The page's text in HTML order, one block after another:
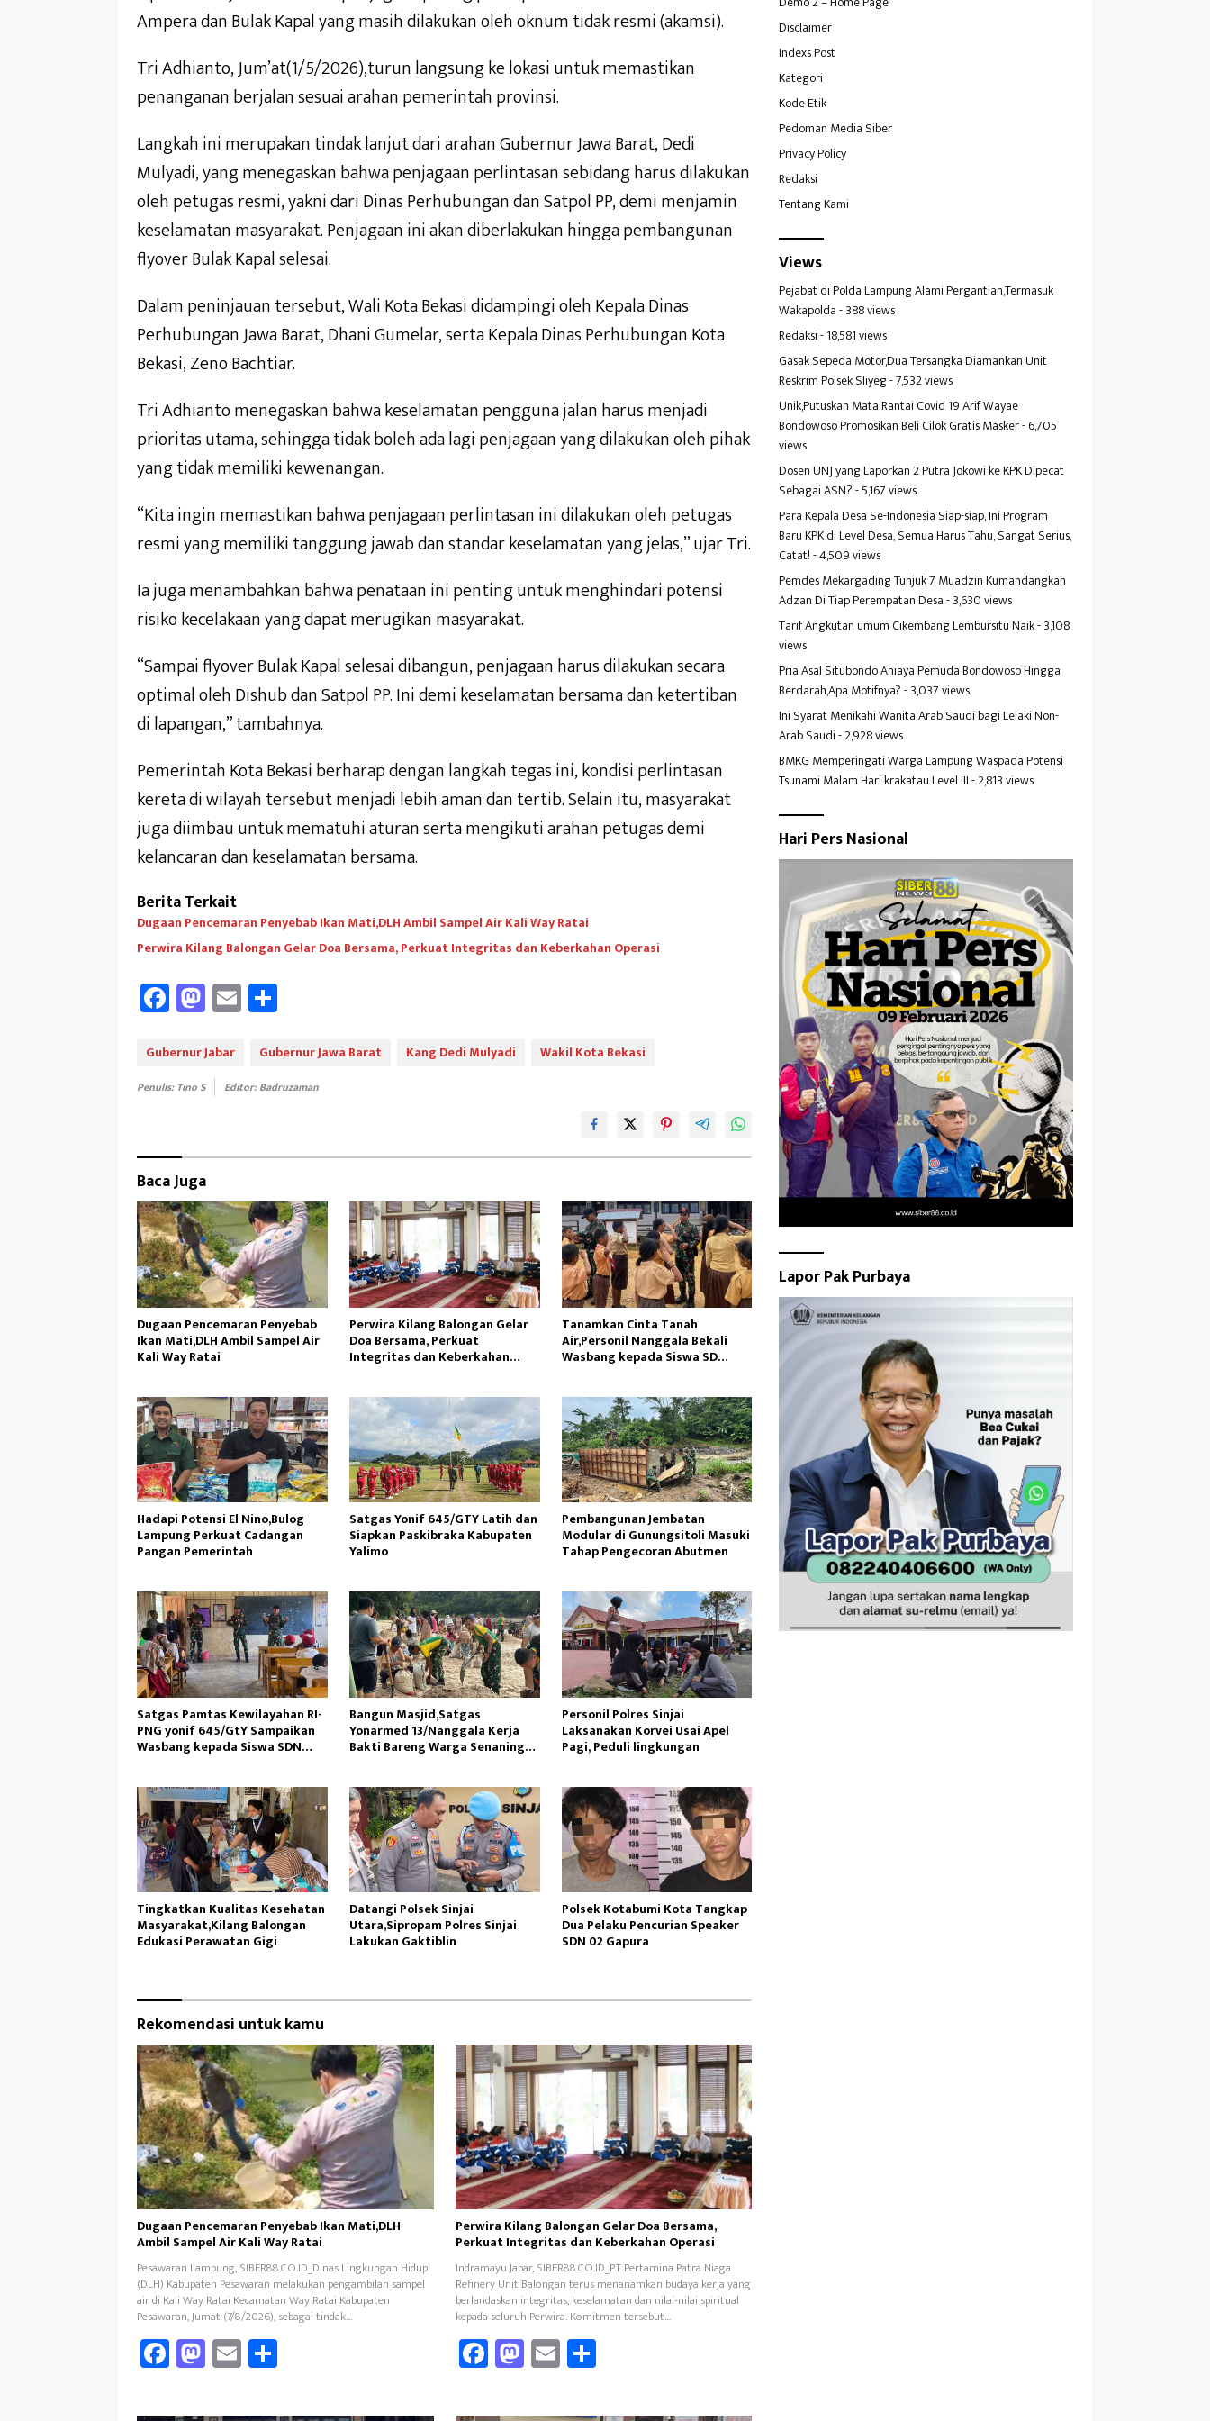
Ampera dan Bulak Kapal yang masih dilakukan oleh oknum tidak resmi (akamsi).
Tri Adhianto, Jum’at(1/5/2026),turun langsung ke lokasi untuk memastikan
penanganan berjalan sesuai arahan pemerintah provinsi.
Langkah ini merupakan tindak lanjut dari arahan Gubernur Jawa Barat, Dedi
Mulyadi, yang menegaskan bahwa penjagaan perlintasan sebidang harus dilakukan
oleh petugas resmi, yakni dari Dinas Perhubungan dan Satpol PP, demi menjamin
keselamatan masyarakat. Penjagaan ini akan diberlakukan hingga pembangunan
flyover Bulak Kapal selesai.
Dalam peninjauan tersebut, Wali Kota Bekasi didampingi oleh Kepala Dinas
Perhubungan Jawa Barat, Dhani Gumelar, serta Kepala Dinas Perhubungan Kota
Bekasi, Zeno Bachtiar.
Tri Adhianto menegaskan bahwa keselamatan pengguna jalan harus menjadi
prioritas utama, sehingga tidak boleh ada lagi penjagaan yang dilakukan oleh pihak
yang tidak memiliki kewenangan.
“Kita ingin memastikan bahwa penjagaan perlintasan ini dilakukan oleh petugas
resmi yang memiliki tanggung jawab dan standar keselamatan yang jelas,” ujar Tri.
Ia juga menambahkan bahwa penataan ini penting untuk menghindari potensi
risiko kecelakaan yang dapat merugikan masyarakat.
“Sampai flyover Bulak Kapal selesai dibangun, penjagaan harus dilakukan secara
optimal oleh Dishub dan Satpol PP. Ini demi keselamatan bersama dan ketertiban
di lapangan,” tambahnya.
Pemerintah Kota Bekasi berharap dengan langkah tegas ini, kondisi perlintasan
kereta di wilayah tersebut menjadi lebih aman dan tertib. Selain itu, masyarakat
juga diimbau untuk mematuhi aturan serta mengikuti arahan petugas demi
kelancaran dan keselamatan bersama.
Berita Terkait
Dugaan Pencemaran Penyebab Ikan Mati,DLH Ambil Sampel Air Kali Way Ratai
Perwira Kilang Balongan Gelar Doa Bersama, Perkuat Integritas dan Keberkahan Operasi
Fa
ce
b
oo
M
as
to
d
E
m
ail e
Gubernur Jabar Gubernur Jawa Barat Kang Dedi Mulyadi Wakil Kota Bekasi
Penulis: Tino S Editor: Badruzaman
Baca Juga
Dugaan Pencemaran Penyebab
Ikan Mati,DLH Ambil Sampel Air
Kali Way Ratai
Perwira Kilang Balongan Gelar
Doa Bersama, Perkuat
Integritas dan Keberkahan
Tanamkan Cinta Tanah
Air,Personil Nanggala Bekali
Wasbang kepada Siswa SD
Hadapi Potensi El Nino,Bulog
Lampung Perkuat Cadangan
Pangan Pemerintah
Satgas Yonif 645/GTY Latih dan
Siapkan Paskibraka Kabupaten
Yalimo
Pembangunan Jembatan
Modular di Gunungsitoli Masuki
Tahap Pengecoran Abutmen
Satgas Pamtas Kewilayahan RI-
PNG yonif 645/GtY Sampaikan
Wasbang kepada Siswa SDN
Bangun Masjid,Satgas
Yonarmed 13/Nanggala Kerja
Bakti Bareng Warga Senaning
Personil Polres Sinjai
Laksanakan Korvei Usai Apel
Pagi, Peduli lingkungan
Tingkatkan Kualitas Kesehatan
Masyarakat,Kilang Balongan
Edukasi Perawatan Gigi
Datangi Polsek Sinjai
Utara,Sipropam Polres Sinjai
Lakukan Gaktiblin
Polsek Kotabumi Kota Tangkap
Dua Pelaku Pencurian Speaker
SDN 02 Gapura
Rekomendasi untuk kamu
Dugaan Pencemaran Penyebab Ikan Mati,DLH
Ambil Sampel Air Kali Way Ratai
Pesawaran Lampung, SIBER88.CO.ID_Dinas Lingkungan Hidup
(DLH) Kabupaten Pesawaran melakukan pengambilan sampel
air di Kali Way Ratai Kecamatan Way Ratai Kabupaten
Pesawaran, Jumat (7/8/2026), sebagai tindak…
Fa
ce
b
M
as
to
E
m
ail e
Perwira Kilang Balongan Gelar Doa Bersama,
Perkuat Integritas dan Keberkahan Operasi
Indramayu Jabar, SIBER88.CO.ID_PT Pertamina Patra Niaga
Refinery Unit Balongan terus menanamkan budaya kerja yang
berlandaskan integritas, keselamatan dan nilai-nilai spiritual
kepada seluruh Perwira. Komitmen tersebut…
Fa
ce
b
M
as
to
E
m
ail
Sh
ar
e
Disclaimer
Indexs Post
Kategori
Kode Etik
Pedoman Media Siber
Privacy Policy
Redaksi
Tentang Kami
Views
Pejabat di Polda Lampung Alami Pergantian,Termasuk
Wakapolda- 388 views
Redaksi- 18,581 views
Gasak Sepeda Motor,Dua Tersangka Diamankan Unit
Reskrim Polsek Sliyeg- 7,532 views
Unik,Putuskan Mata Rantai Covid 19 Arif Wayae
Bondowoso Promosikan Beli Cilok Gratis Masker- 6,705
views
Dosen UNJ yang Laporkan 2 Putra Jokowi ke KPK Dipecat
Sebagai ASN?- 5,167 views
Para Kepala Desa Se-Indonesia Siap-siap, Ini Program
Baru KPK di Level Desa, Semua Harus Tahu, Sangat Serius,
Catat!- 4,509 views
Pemdes Mekargading Tunjuk 7 Muadzin Kumandangkan
Adzan Di Tiap Perempatan Desa- 3,630 views
Tarif Angkutan umum Cikembang Lembursitu Naik- 3,108
views
Pria Asal Situbondo Aniaya Pemuda Bondowoso Hingga
Berdarah,Apa Motifnya?- 3,037 views
Ini Syarat Menikahi Wanita Arab Saudi bagi Lelaki Non-
Arab Saudi- 2,928 views
BMKG Memperingati Warga Lampung Waspada Potensi
Tsunami Malam Hari krakatau Level III- 2,813 views
Hari Pers Nasional
Lapor Pak Purbaya